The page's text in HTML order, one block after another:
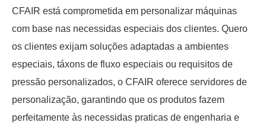
CFAIR está comprometida em personalizar máquinas
com base nas necessidas especiais dos clientes. Quero
os clientes exijam soluções adaptadas a ambientes
especiais, táxons de fluxo especiais ou requisitos de
pressão personalizados, o CFAIR oferece servidores de
personalização, garantindo que os produtos fazem
perfeitamente às necessidas praticas de engenharia e